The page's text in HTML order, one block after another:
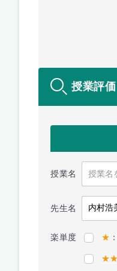
授業評
授業名
先生名
楽単度 ★